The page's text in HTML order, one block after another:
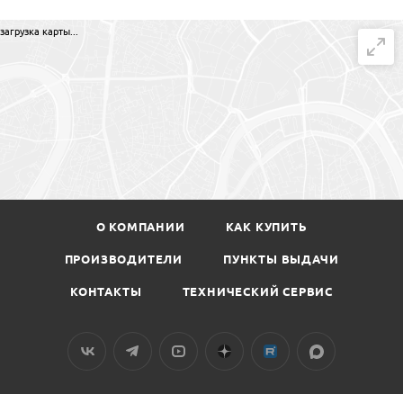
загрузка карты...
О КОМПАНИИ КАК КУПИТЬ
ПРОИЗВОДИТЕЛИ ПУНКТЫ ВЫДАЧИ
КОНТАКТЫ ТЕХНИЧЕСКИЙ СЕРВИС